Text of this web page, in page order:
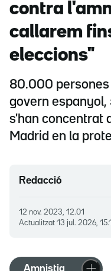
contra
callarem
eleccions"
80.000 persones
govern
s'han concentrat
Madrid en la
Redacció
12 nov. 2023, 12.01
Actualitzat 13 jul. 2026,
Amnistia